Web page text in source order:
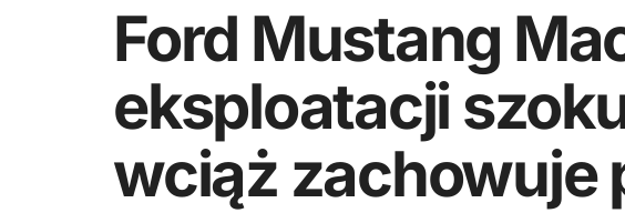
Ford Mustang
eksploatacji
wciąż zachowuje